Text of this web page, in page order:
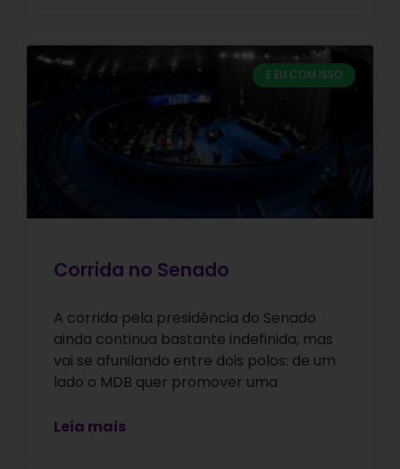
E EU COM ISSO
Corrida no Senado
A corrida pela presidência do Senado
ainda continua bastante indefinida, mas
vai se afunilando entre dois polos: de um
lado o MDB quer promover uma
Leia mais